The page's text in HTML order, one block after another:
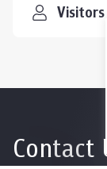
Visitors
Contact